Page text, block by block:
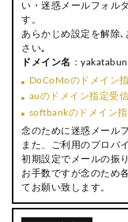
い・迷惑メールフォル
す。
あらかじめ設定を解除
さい｡
ドメイン名 ：
DoCoMoのドメイン
auのドメイン指定受
softbankのドメイン
念のために迷惑メール
また、ご利用のプロバ
初期設定でメールの振
お手数ですが念のため
てお願い致します。